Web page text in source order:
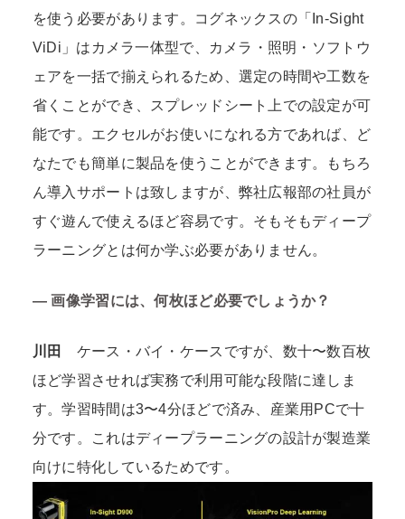
を使う必要があります。コグネックスの「In-Sight
ViDi」はカメラ一体型で、カメラ・照明・ソフトウ
ェアを一括で揃えられるため、選定の時間や工数を
省くことができ、スプレッドシート上での設定が可
能です。エクセルがお使いになれる方であれば、ど
なたでも簡単に製品を使うことができます。もちろ
ん導入サポートは致しますが、弊社広報部の社員が
すぐ遊んで使えるほど容易です。そもそもディープ
ラーニングとは何か学ぶ必要がありません。
― 画像学習には、何枚ほど必要でしょうか？
川田
ケース・バイ・ケースですが、数十〜数百枚
ほど学習させれば実務で利用可能な段階に達しま
す。学習時間は3〜4分ほどで済み、産業用PCで十
分です。これはディープラーニングの設計が製造業
向けに特化しているためです。